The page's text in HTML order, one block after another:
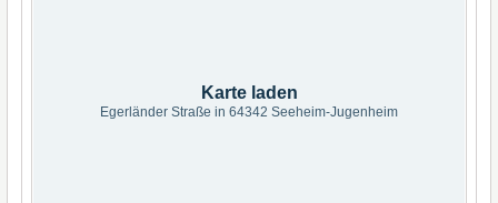
Karte laden
Egerländer Straße in 64342 Seeheim-Jugenheim